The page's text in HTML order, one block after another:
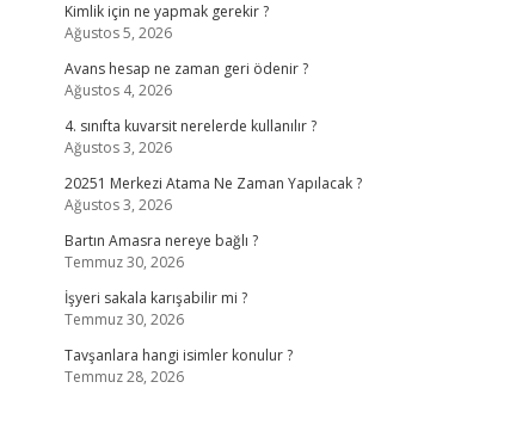
Kimlik için ne yapmak gerekir ?
Ağustos 5, 2026
Avans hesap ne zaman geri ödenir ?
Ağustos 4, 2026
4. sınıfta kuvarsit nerelerde kullanılır ?
Ağustos 3, 2026
20251 Merkezi Atama Ne Zaman Yapılacak ?
Ağustos 3, 2026
Bartın Amasra nereye bağlı ?
Temmuz 30, 2026
İşyeri sakala karışabilir mi ?
Temmuz 30, 2026
Tavşanlara hangi isimler konulur ?
Temmuz 28, 2026